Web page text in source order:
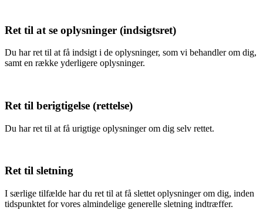
Ret til at se oplysninger (indsigtsret)
Du har ret til at få indsigt i de oplysninger, som vi behandler om dig,
samt en række yderligere oplysninger.
Ret til berigtigelse (rettelse)
Du har ret til at få urigtige oplysninger om dig selv rettet.
Ret til sletning
I særlige tilfælde har du ret til at få slettet oplysninger om dig, inden
tidspunktet for vores almindelige generelle sletning indtræffer.